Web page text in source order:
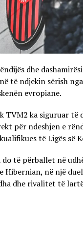
dhe
të ndjekin sërish
evropiane.
TVM2 ka siguruar të
për ndeshjen e
të Ligës së
do të përballet në
Hibernian, në një
dhe rivalitet të